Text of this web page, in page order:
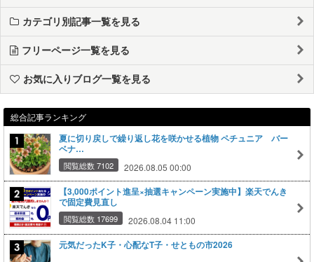
カテゴリ別記事一覧を見る
フリーページ一覧を見る
お気に入りブログ一覧を見る
総合記事ランキング
夏に切り戻しで繰り返し花を咲かせる植物 ペチュニア バー
ベナ…
閲覧総数 7102 2026.08.05 00:00
【3,000ポイント進呈×抽選キャンペーン実施中】楽天でんき
で固定費見直し
閲覧総数 17699 2026.08.04 11:00
元気だったK子・心配なT子・せともの市2026